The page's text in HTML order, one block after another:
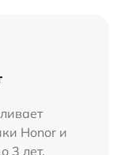
Honor и
3 лет.